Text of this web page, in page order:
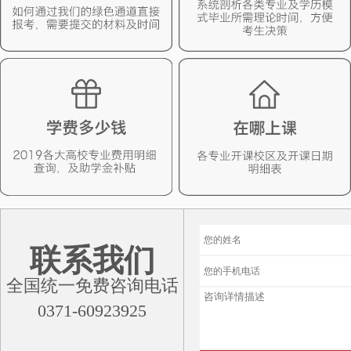
联系我们
全国统一免费咨询电话
0371-60923925